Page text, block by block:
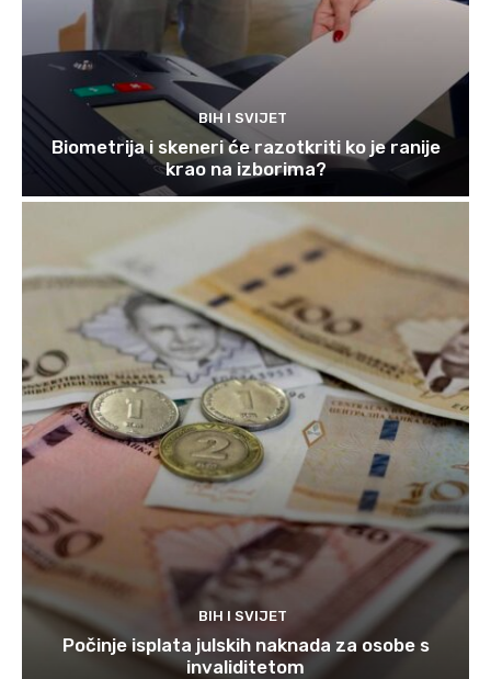
BIH I SVIJET
Biometrija i skeneri će razotkriti ko je ranije
krao na izborima?
BIH I SVIJET
Počinje isplata julskih naknada za osobe s
invaliditetom